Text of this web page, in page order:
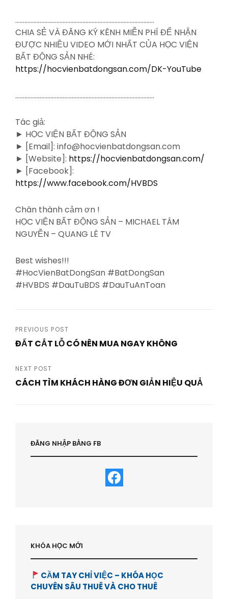
……………………………………………………………………………….
CHIA SẺ VÀ ĐĂNG KÝ KÊNH MIỄN PHÍ ĐỂ NHẬN
ĐƯỢC NHIỀU VIDEO MỚI NHẤT CỦA HỌC VIỆN
BẤT ĐỘNG SẢN NHÉ:
https://hocvienbatdongsan.com/DK-YouTube
……………………………………………………………………………….
Tác giả:
► HỌC VIỆN BẤT ĐỘNG SẢN
► [Email]: info@hocvienbatdongsan.com
► [Website]: https://hocvienbatdongsan.com/
► [Facebook]:
https://www.facebook.com/HVBDS
Chân thành cảm ơn !
HỌC VIỆN BẤT ĐỘNG SẢN – MICHAEL TÂM
NGUYỄN – QUANG LÊ TV
Best wishes!!!
#HocVienBatDongSan #BatDongSan
#HVBDS #DauTuBDS #DauTuAnToan
Post
PREVIOUS POST
ĐẤT CẮT LỖ CÓ NÊN MUA NGAY KHÔNG
Post
NEXT POST
CÁCH TÌM KHÁCH HÀNG ĐƠN GIẢN HIỆU QUẢ
ĐĂNG NHẬP BẰNG FB
KHÓA HỌC MỚI
CẦM TAY CHỈ VIỆC – KHÓA HỌC
CHUYÊN SÂU THUÊ VÀ CHO THUÊ